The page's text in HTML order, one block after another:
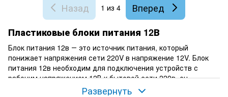
Назад 1 из 4
Вперед
Пластиковые блоки питания 12В
Блок питания 12в ― это источник питания, который
понижает напряжения сети 220V в напряжение 12V. Блок
питания 12в необходим для подключения устройств с
рабочим напряжением 12В к бытовой сети 220в, он
выполняет функцию трансформатора напряжения 220 в 12
Развернуть